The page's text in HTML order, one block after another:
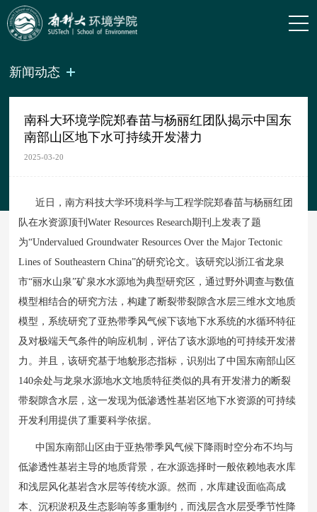
新闻动态
南科大环境学院郑春苗与杨丽红团队揭示中国东
南部山区地下水可持续开发潜力
2025-03-20
近日，南方科技大学环境科学与工程学院郑春苗与杨丽红团
队在水资源顶刊Water Resources Research期刊上发表了题
为“Undervalued Groundwater Resources Over the Major Tectonic
Lines of Southeastern China”的研究论文。该研究以浙江省龙泉
市“丽水山泉”矿泉水水源地为典型研究区，通过野外调查与数值
模型相结合的研究方法，构建了断裂带裂隙含水层三维水文地质
模型，系统研究了亚热带季风气候下该地下水系统的水循环特征
及对极端天气条件的响应机制，评估了该水源地的可持续开发潜
力。并且，该研究基于地貌形态指标，识别出了中国东南部山区
140余处与龙泉水源地水文地质特征类似的具有开发潜力的断裂
带裂隙含水层，这一发现为低渗透性基岩区地下水资源的可持续
开发利用提供了重要科学依据。
中国东南部山区由于亚热带季风气候下降雨时空分布不均与
低渗透性基岩主导的地质背景，在水源选择时一般依赖地表水库
和浅层风化基岩含水层等传统水源。然而，水库建设面临高成
本、沉积淤积及生态影响等多重制约，而浅层含水层受季节性降